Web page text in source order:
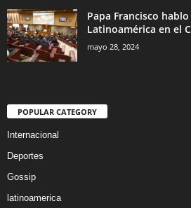
Papa Francisco
Latinoamérica en el
mayo 28, 2024
POPULAR CATEGORY
Internacional
Deportes
Gossip
latinoamerica